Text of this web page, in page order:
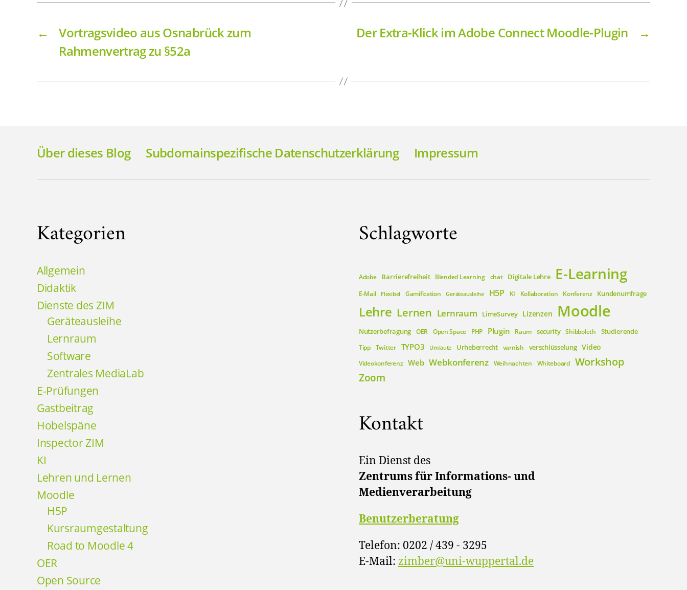
←
Vortragsvideo aus Osnabrück zum
Rahmenvertrag zu §52a
→
Der Extra-Klick im Adobe Connect Moodle-Plugin
Über dieses Blog Subdomainspezifische Datenschutzerklärung Impressum
Kategorien
Allgemein
Didaktik
Dienste des ZIM
Geräteausleihe
Lernraum
Software
Zentrales MediaLab
E-Prüfungen
Gastbeitrag
Hobelspäne
Inspector ZIM
KI
Lehren und Lernen
Moodle
H5P
Kursraumgestaltung
Road to Moodle 4
OER
Open Source
Schlagworte
Adobe Barrierefreiheit Blended Learning chat Digitale Lehre E-Learning
E-Mail Flexibel Gamification Geräteausleihe H5P KI Kollaboration Konferenz Kundenumfrage
Lehre Lernen Lernraum LimeSurvey Lizenzen Moodle
Nutzerbefragung OER Open Space PHP Plugin Raum security Shibboleth Studierende
Tipp Twitter TYPO3 Umlaute Urheberrecht varnish verschlüsselung Video
Videokonferenz Web Webkonferenz Weihnachten Whiteboard Workshop
Zoom
Kontakt
Ein Dienst des
Zentrums für Informations- und
Medienverarbeitung
Benutzerberatung
Telefon: 0202 / 439 - 3295
E-Mail: zimber@uni-wuppertal.de